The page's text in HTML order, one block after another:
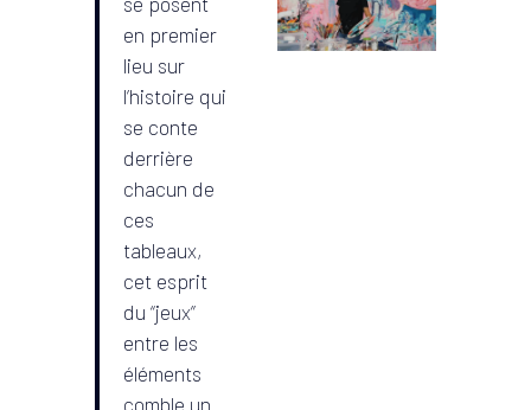
en premier
lieu sur
l’histoire qui
se conte
derrière
chacun de
ces
tableaux,
cet esprit
du “jeux”
entre les
éléments
comble un